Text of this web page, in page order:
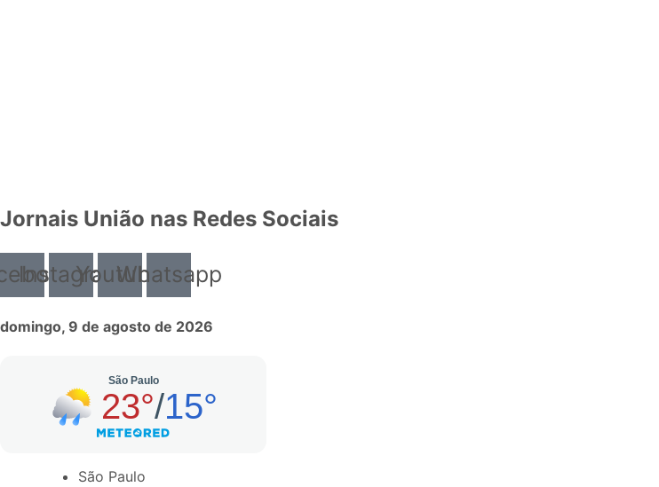
Jornais União nas Redes Sociais
Instagram
Youtube
Whatsapp
domingo, 9 de agosto de 2026
São Paulo